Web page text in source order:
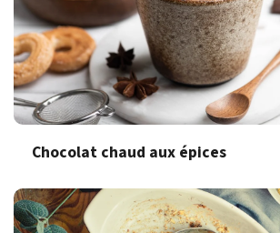
Chocolat chaud aux épices